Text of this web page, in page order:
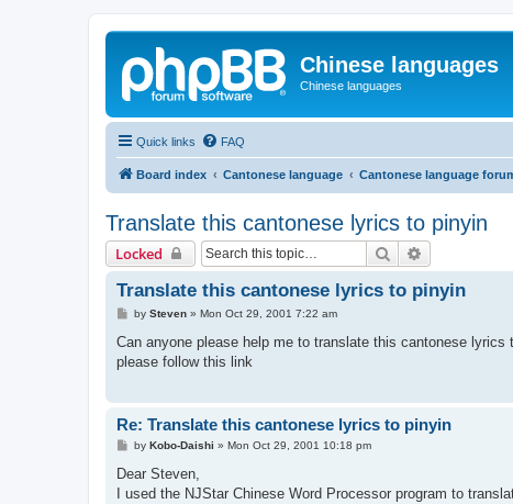
Chinese languages
Chinese languages
Quick links FAQ
Board index Cantonese language Cantonese language
Translate this cantonese lyrics to pinyin
Locked Search
Translate this cantonese lyrics to pinyin
P
s
by Steven» Mon Oct 29, 2001 7:22 am
Can anyone please help me to translate this cantonese lyrics
please follow this link
Re: Translate this cantonese lyrics to pinyin
P
s
by Kobo-Daishi » Mon Oct 29, 2001 10:18 pm
Dear Steven,
I used the NJStar Chinese Word Processor program to